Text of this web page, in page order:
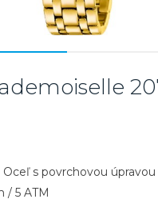
Oceľ s povrchovou úpravou
/ 5 ATM